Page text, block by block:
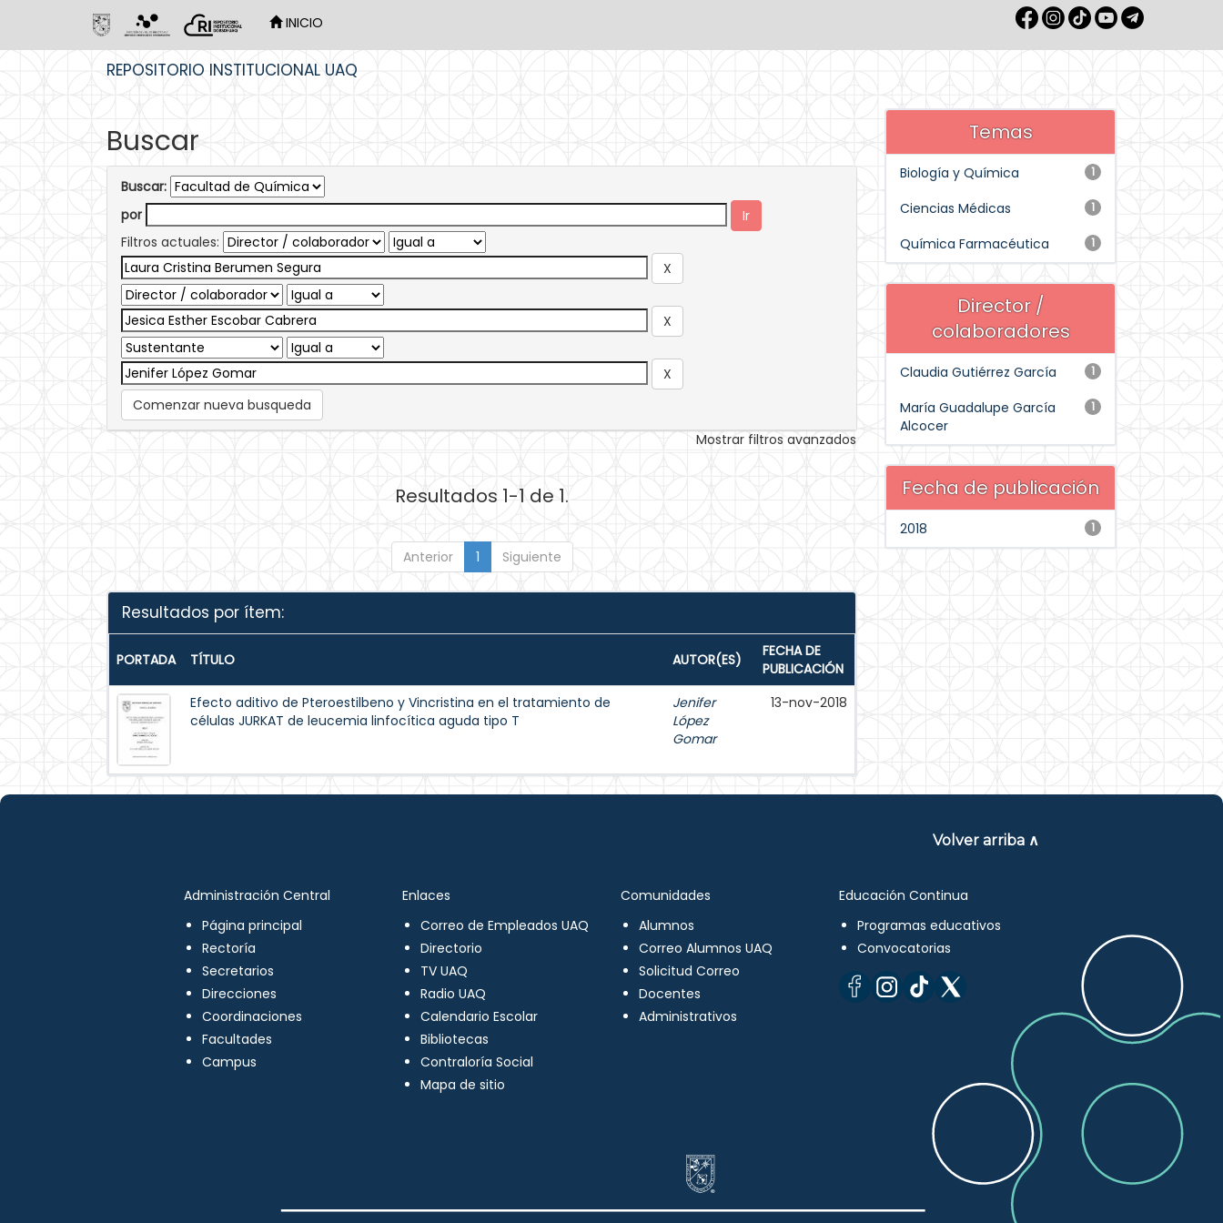
INICIO
REPOSITORIO INSTITUCIONAL UAQ
Buscar
Buscar:
por
Filtros actuales:
Comenzar nueva busqueda
Mostrar filtros avanzados
Resultados 1-1 de 1.
Anterior 1 Siguiente
Resultados por ítem:
PORTADA TÍTULO AUTOR(ES)
FECHA DE
PUBLICACIÓN
Efecto aditivo de Pteroestilbeno y Vincristina en el tratamiento de
células JURKAT de leucemia linfocítica aguda tipo T
Jenifer
López
Gomar
13-nov-2018
Temas
1
Biología y Química
1
Ciencias Médicas
1
Química Farmacéutica
Director /
colaboradores
1
Claudia Gutiérrez García
1
María Guadalupe García
Alcocer
Fecha de publicación
1
2018
Volver arriba ∧
Administración Central
Página principal
Rectoría
Secretarios
Direcciones
Coordinaciones
Facultades
Campus
Enlaces
Correo de Empleados UAQ
Directorio
TV UAQ
Radio UAQ
Calendario Escolar
Bibliotecas
Contraloría Social
Mapa de sitio
Comunidades
Alumnos
Correo Alumnos UAQ
Solicitud Correo
Docentes
Administrativos
Educación Continua
Programas educativos
Convocatorias